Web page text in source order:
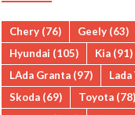
Chery (76) Geely (63)
Hyundai (105) Kia (91)
LAda Granta (97)
Skoda (69) Toyota (78)